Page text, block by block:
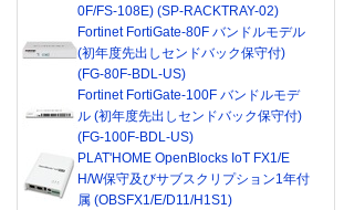
0F/FS-108E) (SP-RACKTRAY-02)
Fortinet FortiGate-80F バンドルモデル
(初年度先出しセンドバック保守付)
(FG-80F-BDL-US)
Fortinet FortiGate-100F バンドルモデ
ル (初年度先出しセンドバック保守付)
(FG-100F-BDL-US)
PLAT'HOME OpenBlocks IoT FX1/E
H/W保守及びサブスクリプション1年付
属 (OBSFX1/E/D11/H1S1)